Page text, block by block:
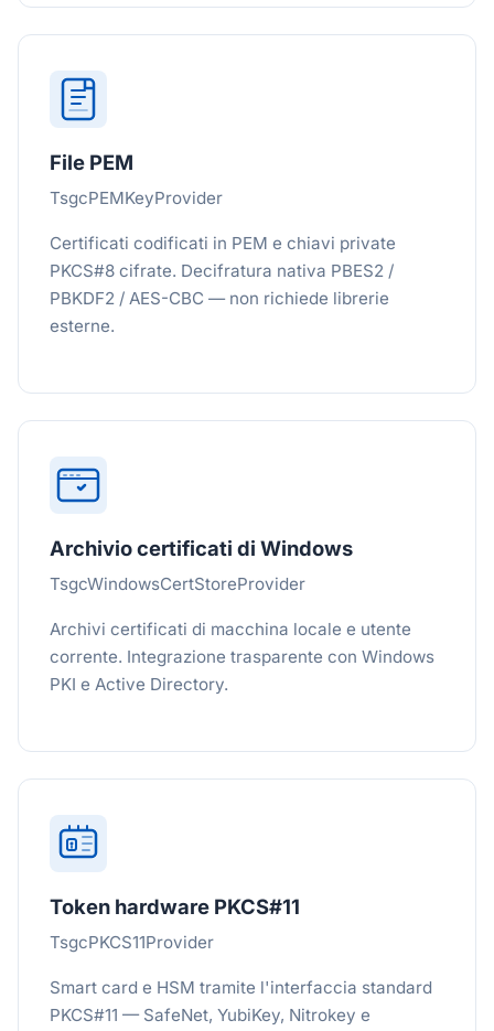
File PEM
TsgcPEMKeyProvider
Certificati codificati in PEM e chiavi private
PKCS#8 cifrate. Decifratura nativa PBES2 /
PBKDF2 / AES-CBC — non richiede librerie
esterne.
Archivio certificati di Windows
TsgcWindowsCertStoreProvider
Archivi certificati di macchina locale e utente
corrente. Integrazione trasparente con Windows
PKI e Active Directory.
Token hardware PKCS#11
TsgcPKCS11Provider
Smart card e HSM tramite l'interfaccia standard
PKCS#11 — SafeNet, YubiKey, Nitrokey e